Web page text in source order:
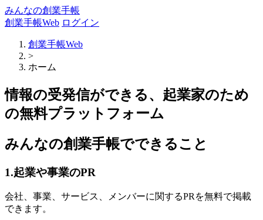
みんなの創業手帳
創業手帳Web ログイン
創業手帳Web
>
ホーム
情報の受発信ができる、起業家のため
の無料プラットフォーム
みんなの創業手帳でできること
1.起業や事業のPR
会社、事業、サービス、メンバーに関するPRを無料で掲載
できます。